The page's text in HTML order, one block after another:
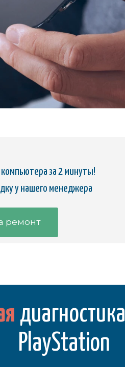
за 2 минуты!
у нашего менеджера
ремонт
диагностика
PlayStation